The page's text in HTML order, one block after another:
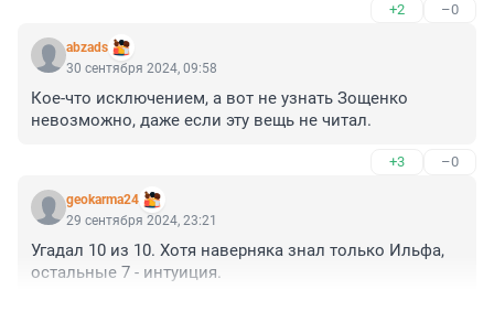
+2 –0
abzads
30 сентября 2024, 09:58
Кое-что исключением, а вот не узнать Зощенко
невозможно, даже если эту вещь не читал.
+3 –0
geokarma24
29 сентября 2024, 23:21
Угадал 10 из 10. Хотя наверняка знал только Ильфа,
остальные 7 - интуиция.